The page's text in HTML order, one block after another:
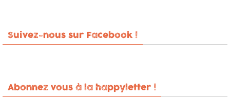
Suivez-nous sur Facebook !
Abonnez vous à la happyletter !